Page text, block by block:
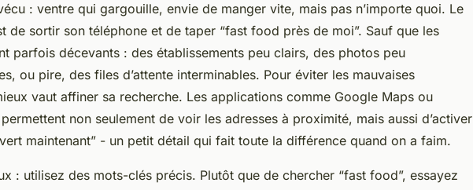
: ventre qui gargouille, envie de manger vite, mais pas n’importe quoi. Le
de sortir son téléphone et de taper “fast food près de moi”. Sauf que les
parfois décevants : des établissements peu clairs, des photos peu
ou pire, des files d’attente interminables. Pour éviter les mauvaises
vaut affiner sa recherche. Les applications comme Google Maps ou
non seulement de voir les adresses à proximité, mais aussi d’activer
maintenant” - un petit détail qui fait toute la différence quand on a faim.
: utilisez des mots-clés précis. Plutôt que de chercher “fast food”, essayez